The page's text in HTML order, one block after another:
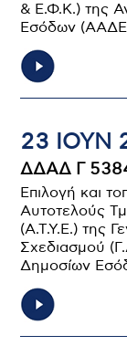
& Ε.Φ.Κ.) της
Εσόδων
23 ΙΟΥΝ
ΔΔΑΔ Γ
Επιλογή και
Αυτοτελούς
(Α.Τ.Υ.Ε.) της
Σχεδιασμού
Δημοσίων